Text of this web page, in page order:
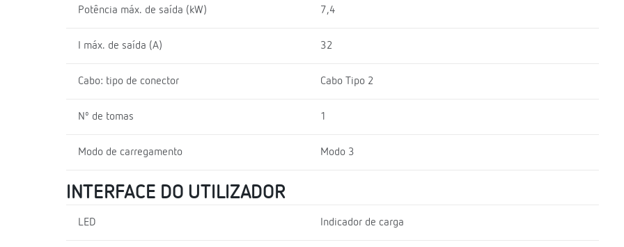
Potência máx. de saída (kW) 7,4
I máx. de saída (A) 32
Cabo: tipo de conector Cabo Tipo 2
Nº de tomas 1
Modo de carregamento Modo 3
INTERFACE DO UTILIZADOR
LED Indicador de carga